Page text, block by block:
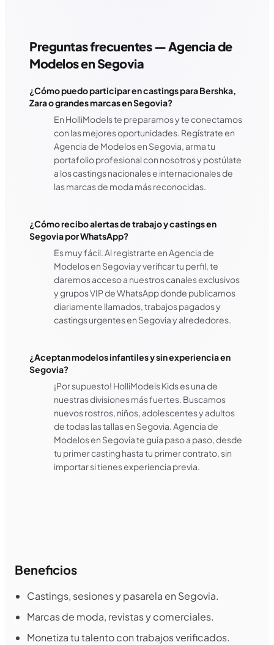
Preguntas frecuentes — Agencia de
Modelos enSegovia
¿Cómo puedo participar en castings para Bershka,
Zara o grandes marcas en Segovia?
En HolliModels te preparamos y te conectamos
con las mejores oportunidades. Regístrate en
Agencia de Modelos en Segovia, arma tu
portafolio profesional con nosotros y postúlate
a los castings nacionales e internacionales de
las marcas de moda más reconocidas.
¿Cómo recibo alertas de trabajo y castings en
Segovia por WhatsApp?
Es muy fácil. Al registrarte en Agencia de
Modelos en Segovia y verificar tu perfil, te
daremos acceso a nuestros canales exclusivos
y grupos VIP de WhatsApp donde publicamos
diariamente llamados, trabajos pagados y
castings urgentes en Segovia y alrededores.
¿Aceptan modelos infantiles y sin experiencia en
Segovia?
¡Por supuesto! HolliModels Kids es una de
nuestras divisiones más fuertes. Buscamos
nuevos rostros, niños, adolescentes y adultos
de todas las tallas en Segovia. Agencia de
Modelos en Segovia te guía paso a paso, desde
tu primer casting hasta tu primer contrato, sin
importar si tienes experiencia previa.
Beneficios
Castings, sesiones y pasarela en Segovia.
Marcas de moda, revistas y comerciales.
Monetiza tu talento con trabajos verificados.